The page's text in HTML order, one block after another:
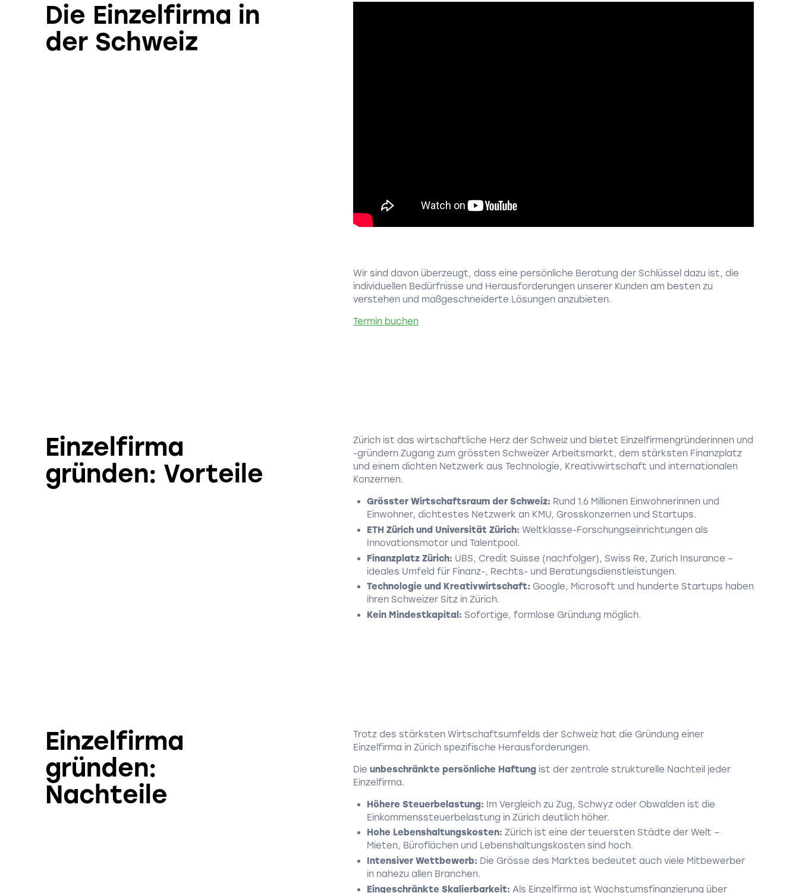
Die Einzelfirma in
der Schweiz
Wir sind davon überzeugt, dass eine persönliche Beratung der Schlüssel dazu ist, die
individuellen Bedürfnisse und Herausforderungen unserer Kunden am besten zu
verstehen und maßgeschneiderte Lösungen anzubieten.
Termin buchen
Einzelfirma
gründen: Vorteile
Zürich ist das wirtschaftliche Herz der Schweiz und bietet Einzelfirmengründerinnen und
-gründern Zugang zum grössten Schweizer Arbeitsmarkt, dem stärksten Finanzplatz
und einem dichten Netzwerk aus Technologie, Kreativwirtschaft und internationalen
Konzernen.
Grösster Wirtschaftsraum der Schweiz: Rund 1.6 Millionen Einwohnerinnen und
Einwohner, dichtestes Netzwerk an KMU, Grosskonzernen und Startups.
ETH Zürich und Universität Zürich: Weltklasse-Forschungseinrichtungen als
Innovationsmotor und Talentpool.
Finanzplatz Zürich: UBS, Credit Suisse (nachfolger), Swiss Re, Zurich Insurance –
ideales Umfeld für Finanz-, Rechts- und Beratungsdienstleistungen.
Technologie und Kreativwirtschaft: Google, Microsoft und hunderte Startups haben
ihren Schweizer Sitz in Zürich.
Kein Mindestkapital: Sofortige, formlose Gründung möglich.
Einzelfirma
gründen:
Nachteile
Trotz des stärksten Wirtschaftsumfelds der Schweiz hat die Gründung einer
Einzelfirma in Zürich spezifische Herausforderungen.
Dieunbeschränkte persönliche Haftung ist der zentrale strukturelle Nachteil jeder
Einzelfirma.
Höhere Steuerbelastung: Im Vergleich zu Zug, Schwyz oder Obwalden ist die
Einkommenssteuerbelastung in Zürich deutlich höher.
Hohe Lebenshaltungskosten: Zürich ist eine der teuersten Städte der Welt –
Mieten, Büroflächen und Lebenshaltungskosten sind hoch.
Intensiver Wettbewerb: Die Grösse des Marktes bedeutet auch viele Mitbewerber
in nahezu allen Branchen.
Eingeschränkte Skalierbarkeit: Als Einzelfirma ist Wachstumsfinanzierung über